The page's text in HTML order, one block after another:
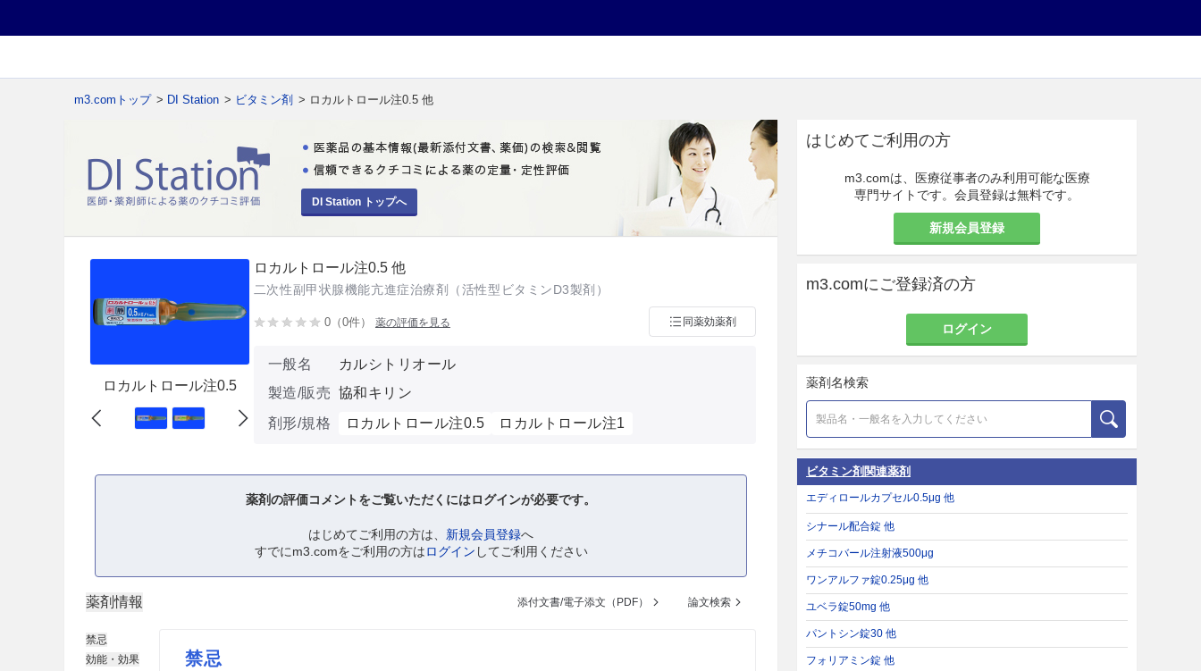
m3.comトップ > DI Station > ビタミン剤 > ロカルトロール注0.5 他
DI Station トップへ
ロカルトロール注0.5
ロカルトロール注0.5 他
二次性副甲状腺機能亢進症治療剤（活性型ビタミンD3製剤）
0（0件） 薬の評価を見る 同薬効薬剤
一般名
カルシトリオール
製造/販売 協和キリン
剤形/規格
ロカルトロール注0.5 ロカルトロール注1
薬剤の評価コメントをご覧いただくにはログインが必要です。
はじめてご利用の方は、 新規会員登録へ
すでにm3.comをご利用の方はログイン してご利用ください
薬剤情報 添付文書/電子添文（PDF） 論文検索
禁忌
効能・効果
禁忌
はじめてご利用の方
m3.comは、医療従事者のみ利用可能な医療
専門サイトです。会員登録は無料です。
新規会員登録
m3.comにご登録済の方
ログイン
薬剤名検索
ビタミン剤関連薬剤
エディロールカプセル0.5μg 他
シナール配合錠 他
メチコバール注射液500μg
ワンアルファ錠0.25μg 他
ユベラ錠50mg 他
パントシン錠30 他
フォリアミン錠 他